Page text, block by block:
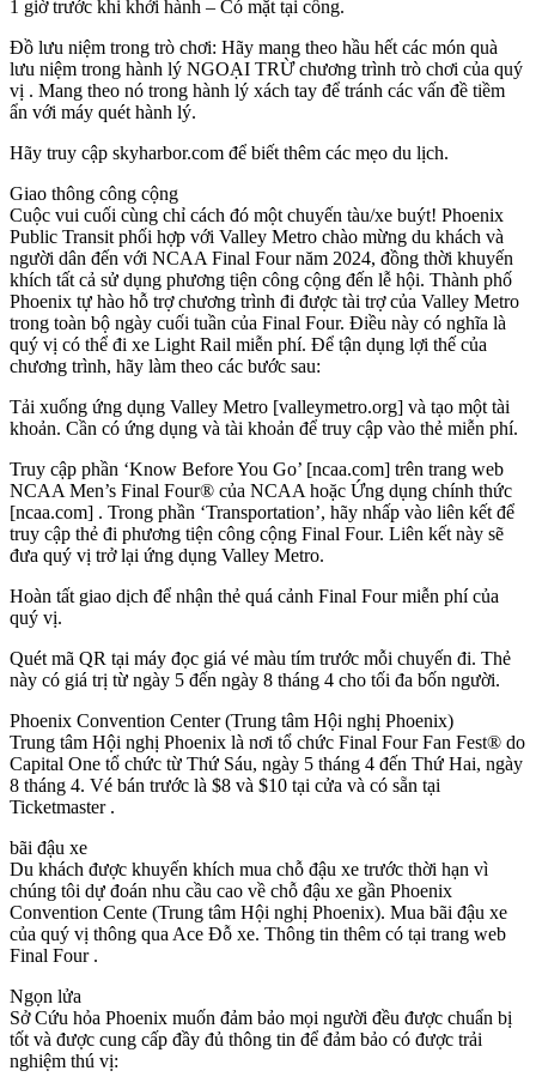
1 giờ trước khi khởi hành – Có mặt tại cổng.
Đồ lưu niệm trong trò chơi: Hãy mang theo hầu hết các món quà
lưu niệm trong hành lý NGOẠI TRỪ chương trình trò chơi của quý
vị . Mang theo nó trong hành lý xách tay để tránh các vấn đề tiềm
ẩn với máy quét hành lý.
Hãy truy cập skyharbor.com để biết thêm các mẹo du lịch.
Giao thông công cộng
Cuộc vui cuối cùng chỉ cách đó một chuyến tàu/xe buýt! Phoenix
Public Transit phối hợp với Valley Metro chào mừng du khách và
người dân đến với NCAA Final Four năm 2024, đồng thời khuyến
khích tất cả sử dụng phương tiện công cộng đến lễ hội. Thành phố
Phoenix tự hào hỗ trợ chương trình đi được tài trợ của Valley Metro
trong toàn bộ ngày cuối tuần của Final Four. Điều này có nghĩa là
quý vị có thể đi xe Light Rail miễn phí. Để tận dụng lợi thế của
chương trình, hãy làm theo các bước sau:
Tải xuống ứng dụng Valley Metro [valleymetro.org] và tạo một tài
khoản. Cần có ứng dụng và tài khoản để truy cập vào thẻ miễn phí.
Truy cập phần ‘Know Before You Go’ [ncaa.com] trên trang web
NCAA Men’s Final Four® của NCAA hoặc Ứng dụng chính thức
[ncaa.com] . Trong phần ‘Transportation’, hãy nhấp vào liên kết để
truy cập thẻ đi phương tiện công cộng Final Four. Liên kết này sẽ
đưa quý vị trở lại ứng dụng Valley Metro.
Hoàn tất giao dịch để nhận thẻ quá cảnh Final Four miễn phí của
quý vị.
Quét mã QR tại máy đọc giá vé màu tím trước mỗi chuyến đi. Thẻ
này có giá trị từ ngày 5 đến ngày 8 tháng 4 cho tối đa bốn người.
Phoenix Convention Center (Trung tâm Hội nghị Phoenix)
Trung tâm Hội nghị Phoenix là nơi tổ chức Final Four Fan Fest® do
Capital One tổ chức từ Thứ Sáu, ngày 5 tháng 4 đến Thứ Hai, ngày
8 tháng 4. Vé bán trước là $8 và $10 tại cửa và có sẵn tại
Ticketmaster .
bãi đậu xe
Du khách được khuyến khích mua chỗ đậu xe trước thời hạn vì
chúng tôi dự đoán nhu cầu cao về chỗ đậu xe gần Phoenix
Convention Cente (Trung tâm Hội nghị Phoenix). Mua bãi đậu xe
của quý vị thông qua Ace Đỗ xe. Thông tin thêm có tại trang web
Final Four .
Ngọn lửa
Sở Cứu hỏa Phoenix muốn đảm bảo mọi người đều được chuẩn bị
tốt và được cung cấp đầy đủ thông tin để đảm bảo có được trải
nghiệm thú vị: